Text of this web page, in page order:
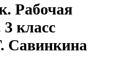
Рабочая
класс
Савинкина